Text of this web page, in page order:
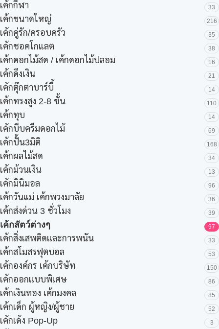
เค้กกีฬา 33
เค้กขนาดใหญ่ 216
เค้กคู่รัก/ครอบครัว 35
เค้กชอคโกแลต 38
เค้กดอกไม้สด / เค้กดอกไม้ปลอม 16
เค้กดึงเงิน 21
เค้กตุ๊กตาบาร์บี้ 14
เค้กทรงสูง 2-8 ชั้น 110
เค้กทุบ 14
เค้กบีบครีมดอกไม้ 69
เค้กปั้น3มิติ 168
เค้กผลไม้สด 34
เค้กม้วนเงิน 13
เค้กมินิมอล 96
เค้กวันแม่ เค้กพวงมาลัย 36
เค้กส่งด่วน 3 ชั่วโมง 39
เค้กสัตว์ต่างๆ 97
เค้กสิ่งเสพติดและการพนัน 33
เค้กสโมสรฟุตบอล 53
เค้กองค์กร เค้กบริษัท 150
เค้กออกแบบพิเศษ 86
เค้กเงินทอง เค้กมงคล 85
เค้กเด็ก ผู้หญิง/ผู้ชาย 52
เค้กเด้ง Pop-Up 3